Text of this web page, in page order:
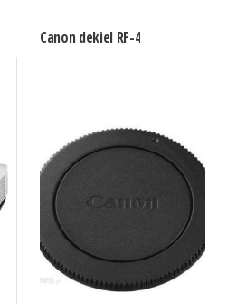
Canon dekiel RF-4